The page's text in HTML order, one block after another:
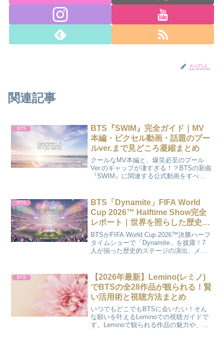
かのん
関連記事
BTS
BTS『SWIM』完全ガイド｜MV
本編・ピクセル動画・話題のプー
ルver.まで見どころ凝縮まとめ
クールなMV本編と、爆笑必至のプール
Ver.のギャップが凄すぎる！？BTSの新曲
『SWIM』に関連する公式動画をすべて
なピクセル動画など、見逃せないポイン
トをファン視点でレポ。
BTS
BTS「Dynamite」FIFA World
Cup 2026™ Halftime Show完全
レポート｜世界を照らした歴史的
ステージ
BTSがFIFA World Cup 2026™決勝ハーフ
タイムショーで「Dynamite」を披露！7
人が揃った歴史的ステージの演出、メン
BTS
【2026年最新】Lemino(レミノ)
でBTSの全28作品が観られる！賢
い活用術と視聴方法まとめ
いつでもどこでもBTSに会いたい！そん
な願いを叶えるLeminoでの視聴ガイドで
す。Leminoで観られる作品の魅力や、チ